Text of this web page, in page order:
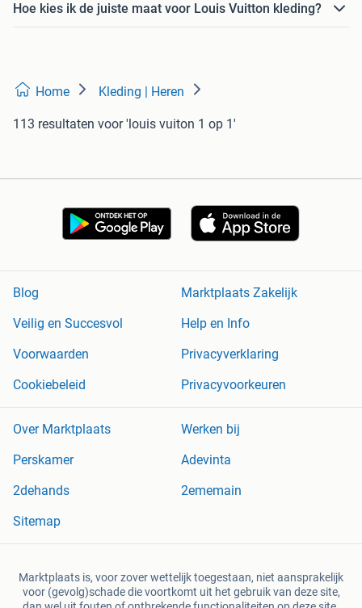
Hoe kies ik de juiste maat voor Louis Vuitton kleding?
Home Kleding | Heren
113 resultaten voor 'louis vuiton 1 op 1'
Blog
Marktplaats Zakelijk
Veilig en Succesvol
Help en Info
Voorwaarden
Privacyverklaring
Cookiebeleid
Privacyvoorkeuren
Over Marktplaats
Werken bij
Perskamer
Adevinta
2dehands
2ememain
Sitemap
Marktplaats is, voor zover wettelijk toegestaan, niet aansprakelijk
voor (gevolg)schade die voortkomt uit het gebruik van deze site,